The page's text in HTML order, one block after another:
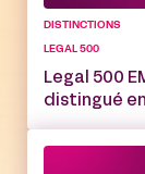
DISTINCTIONS
LEGAL 500
Legal 500
distingué